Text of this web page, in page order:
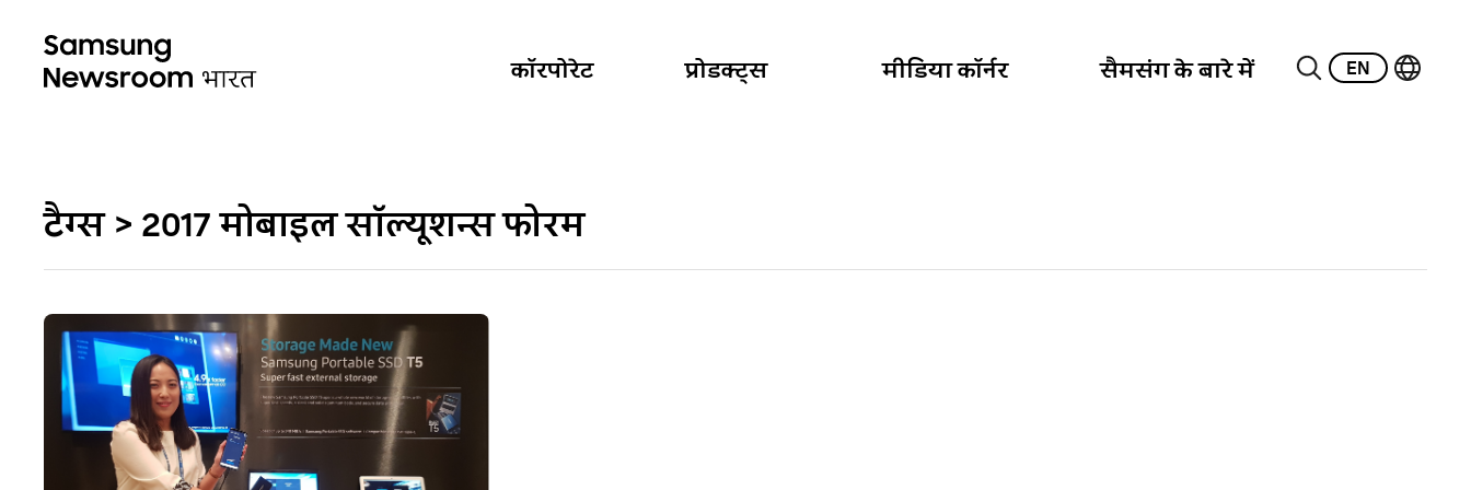
कॉरपोरेट प्रोडक्ट्स मीडिया कॉर्नर सैमसंग के बारे में EN
टैग्स > 2017 मोबाइल सॉल्यूशन्स फोरम